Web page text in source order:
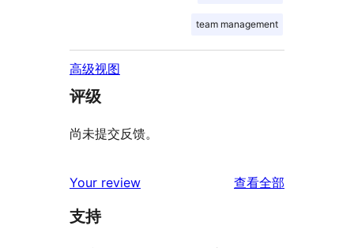
team management
高级视图
评级
尚未提交反馈。
Your review 查看全部
支持